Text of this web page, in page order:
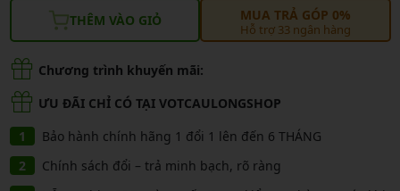
THÊM VÀO GIỎ MUA TRẢ GÓP 0%
Hỗ trợ 33 ngân hàng
Chương trình khuyến mãi:
ƯU ĐÃI CHỈ CÓ TẠI VOTCAULONGSHOP
Bảo hành chính hãng 1 đổi 1 lên đến 6 THÁNG
Chính sách đổi – trả minh bạch, rõ ràng